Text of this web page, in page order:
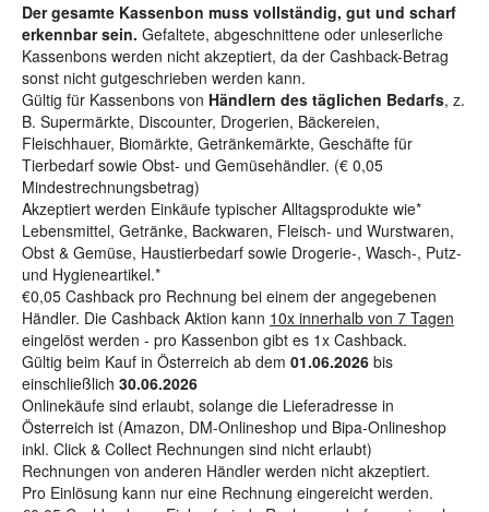
Der gesamte Kassenbon muss vollständig, gut und scharf
erkennbar sein. Gefaltete, abgeschnittene oder unleserliche
Kassenbons werden nicht akzeptiert, da der Cashback-Betrag
sonst nicht gutgeschrieben werden kann.
Gültig für Kassenbons von Händlern des täglichen Bedarfs, z.
B. Supermärkte, Discounter, Drogerien, Bäckereien,
Fleischhauer, Biomärkte, Getränkemärkte, Geschäfte für
Tierbedarf sowie Obst- und Gemüsehändler. (€ 0,05
Mindestrechnungsbetrag)
Akzeptiert werden Einkäufe typischer Alltagsprodukte wie*
Lebensmittel, Getränke, Backwaren, Fleisch- und Wurstwaren,
Obst & Gemüse, Haustierbedarf sowie Drogerie-, Wasch-, Putz-
und Hygieneartikel.*
€0,05 Cashback pro Rechnung bei einem der angegebenen
Händler. Die Cashback Aktion kann 10x innerhalb von 7 Tagen
eingelöst werden - pro Kassenbon gibt es 1x Cashback.
Gültig beim Kauf in Österreich ab dem 01.06.2026 bis
einschließlich 30.06.2026
Onlinekäufe sind erlaubt, solange die Lieferadresse in
Österreich ist (Amazon, DM-Onlineshop und Bipa-Onlineshop
inkl. Click & Collect Rechnungen sind nicht erlaubt)
Rechnungen von anderen Händler werden nicht akzeptiert.
Pro Einlösung kann nur eine Rechnung eingereicht werden.